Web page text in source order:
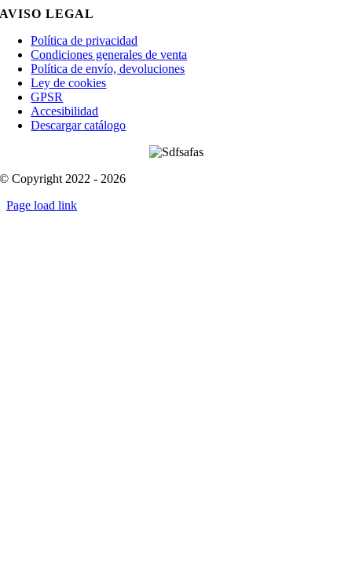
AVISO LEGAL
Política de privacidad
Condiciones generales de venta
Política de envío, devoluciones
Ley de cookies
GPSR
Accesibilidad
Descargar catálogo
© Copyright 2022 - 2026
Page load link